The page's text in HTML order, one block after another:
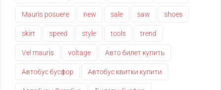
Mauris posuere new sale saw shoes
skirt speed style tools trend
Vel mauris voltage Авто билет купить
Автобус бусфор Автобус квитки купити